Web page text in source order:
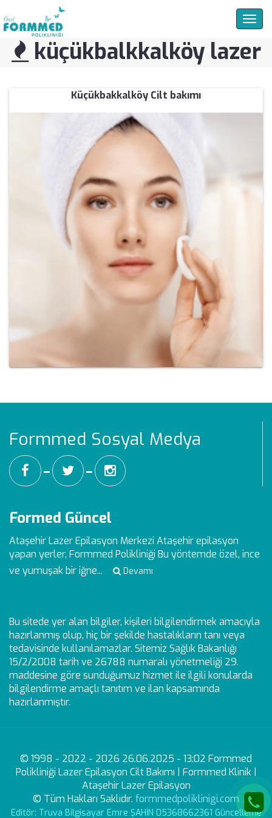
küçükbalkkalköy lazer
Küçükbakkalköy Cilt bakımı
Formmed Sosyal Medya
━ ━
Formed Güncel
Ataşehir Lazer Epilasyon Merkezi Ataşehir epilasyon
yapan yerler, Formmed Polikliniği Bu yöntemde özel, ince
ve yumuşak bir iğne...
Devamı
Bu sitede yer alan bilgiler, kişileri bilgilendirmek amacıyla
hazırlanmış olup, hiç bir şekilde hastalıkların tanı veya
tedavisinde kullanılamazlar. Sitemiz Sağlık Bakanlığı
15/2/2008 tarih ve 26788 numaralı yönetmeliği 29.
maddesine göre sunduğumuz hizmet ile ilgili konularda
bilgilendirme amaçlı tanıtım ve ilan kapsamında
hazırlanmıştır.
© 1998 - 2022 - 2026 26.06.2025 - 13:02 Formmed
Polikliniği Lazer Epilasyon Cilt Bakımı | Formmed Klinik |
Ataşehir Lazer Epilasyon
© Tüm Hakları Saklıdır. formmedpoliklinigi.com
Editör: Truva Bilgisayar Emre ŞAHİN 05368662361 Güncelleme